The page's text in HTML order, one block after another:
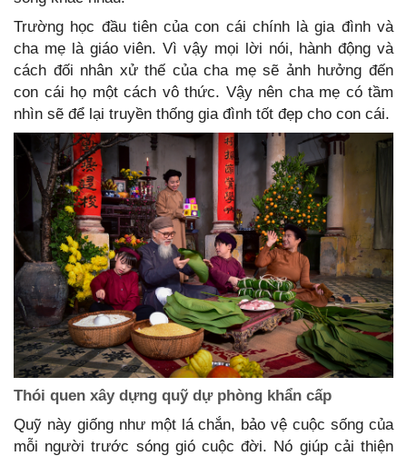
Trường học đầu tiên của con cái chính là gia đình và
cha mẹ là giáo viên. Vì vậy mọi lời nói, hành động và
cách đối nhân xử thế của cha mẹ sẽ ảnh hưởng đến
con cái họ một cách vô thức. Vậy nên cha mẹ có tầm
nhìn sẽ để lại truyền thống gia đình tốt đẹp cho con cái.
Thói quen xây dựng quỹ dự phòng khẩn cấp
Quỹ này giống như một lá chắn, bảo vệ cuộc sống của
mỗi người trước sóng gió cuộc đời. Nó giúp cải thiện